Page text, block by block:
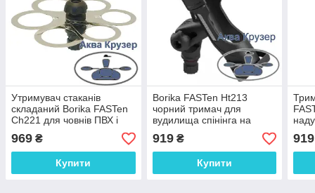
Утримувач стаканів
складаний Borika FASTen
Ch221 для човнів ПВХ і
катерів
969 ₴
Купити
Borika FASTen Ht213
чорний тримач для
вудилища спінінга на
човен ПВХ, каяк або катер
919₴
Купити
919